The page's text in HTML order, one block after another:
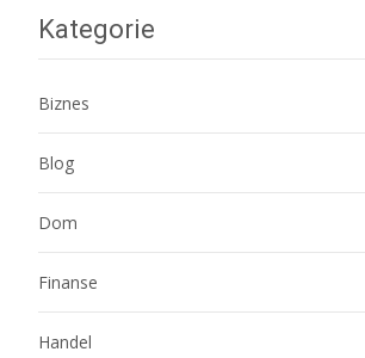
Kategorie
Biznes
Blog
Dom
Finanse
Handel